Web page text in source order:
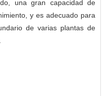
una gran capacidad de
y es adecuado para
de varias plantas de